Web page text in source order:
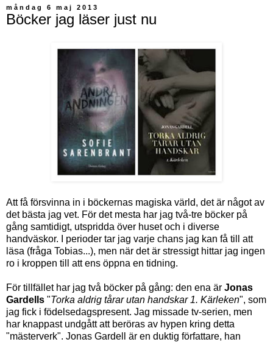
måndag 6 maj 2013
Böcker jag läser just nu
Att få försvinna in i böckernas magiska värld, det är något av
det bästa jag vet. För det mesta har jag två-tre böcker på
gång samtidigt, utspridda över huset och i diverse
handväskor. I perioder tar jag varje chans jag kan få till att
läsa (fråga Tobias...), men när det är stressigt hittar jag ingen
ro i kroppen till att ens öppna en tidning.
För tillfället har jag två böcker på gång: den ena är Jonas
Gardells "Torka aldrig tårar utan handskar 1. Kärleken", som
jag fick i födelsedagspresent. Jag missade tv-serien, men
har knappast undgått att beröras av hypen kring detta
"mästerverk". Jonas Gardell är en duktig författare, han